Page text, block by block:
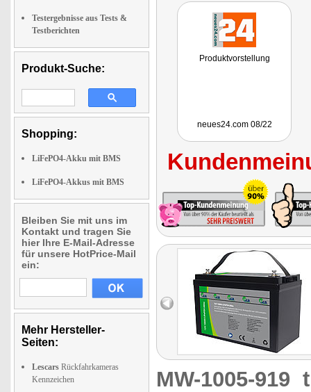
Testergebnisse aus Tests &
Testberichten
Produkt-Suche:
Shopping:
LiFePO4-Akku mit BMS
LiFePO4-Akkus mit BMS
Bleiben Sie mit uns im
Kontakt und tragen Sie
hier Ihre E-Mail-Adresse
für unsere HotPrice-Mail
ein:
Mehr Hersteller-
Seiten:
Lescars Rückfahrkameras
Kennzeichen
Produktvorstellung
neues24.com 08/22
MW-1005-919